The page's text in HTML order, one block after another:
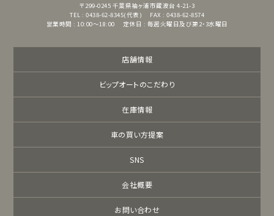
〒299-0245 千葉県袖ヶ浦市蔵波台 4-21-3
TEL : 0438-62-8345(代表)
FAX : 0438-62-8574
営業時間 : 10:00～18:00
定休日 : 毎週火曜日及び第2・3水曜日
店舗情報
ビップオートのこだわり
在庫情報
車の買い方提案
SNS
会社概要
お問い合わせ